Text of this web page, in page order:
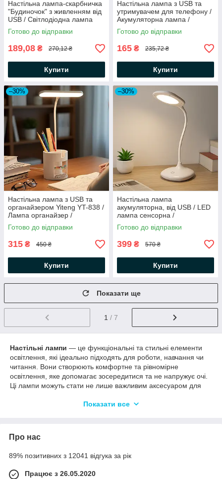
Настільна лампа-скарбничка
"Будиночок" з живленням від
USB / Світлодіодна лампа
скарбничка / Настільний
нічник
Готово до відправки
189,08 ₴ 270,12 ₴
Купити
Настільна лампа з USB та
утримувачем для телефону /
Акумуляторна лампа /
Світильник настільний / LED
лампа на стіл
Готово до відправки
165 ₴ 235,72 ₴
Купити
–30%
Настільна лампа з USB та
органайзером Yiteng YT-838 /
Лампа органайзер /
Світильник настільний
Готово до відправки
315 ₴ 450 ₴
Купити
–30%
Настільна лампа
акумуляторна, від USB / LED
лампа сенсорна /
Світлодіодна лампа на
гнучкій ніжці
Готово до відправки
399 ₴ 570 ₴
Купити
Показати ще
1 / 7
Настільні лампи — це функціональні та стильні елементи
освітлення, які ідеально підходять для роботи, навчання чи
читання. Вони створюють комфортне та рівномірне
освітлення, яке допомагає зосередитися та не напружує очі.
Ці лампи можуть стати не лише важливим аксесуаром для
яскравістю, гнучкими штангами та навіть вбудованими USB-
стають не лише джерелом світла, а й
Показати все
Про нас
89% позитивних з 12041 відгука за рік
Працює з 26.05.2020